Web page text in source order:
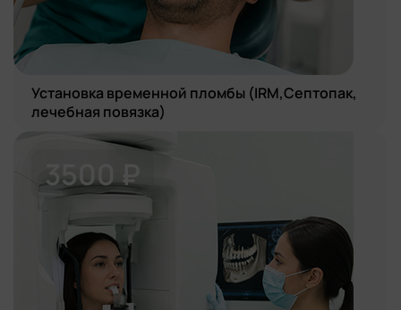
Установка временной пломбы (IRM,Септопак,
лечебная повязка)
3500 ₽